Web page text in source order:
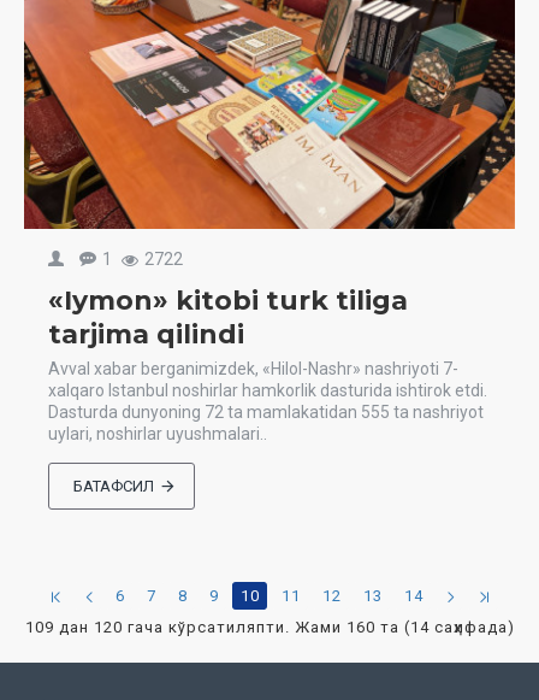
1 2722
«Iymon» kitobi turk tiliga
tarjima qilindi
Avval xabar berganimizdek, «Hilol-Nashr» nashriyoti 7-
xalqaro Istanbul noshirlar hamkorlik dasturida ishtirok etdi.
Dasturda dunyoning 72 ta mamlakatidan 555 ta nashriyot
uylari, noshirlar uyushmalari..
БАТАФСИЛ
6 7 8 9 10 11 12 13
14
109 дан 120 гача кўрсатиляпти. Жами 160 та (14 саҳифада)